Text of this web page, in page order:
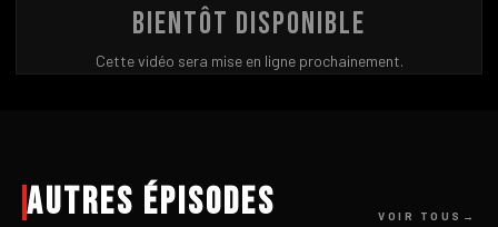
Bientôt disponible
Cette vidéo sera mise en ligne prochainement.
Autres épisodes VOIR TOUS